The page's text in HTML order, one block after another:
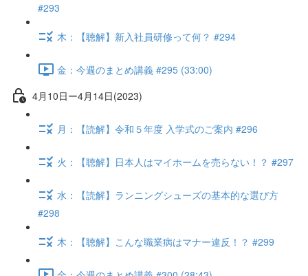
#293
木：【聴解】新入社員研修って何？ #294
金：今週のまとめ講義 #295 (33:00)
4月10日ー4月14日(2023)
月：【読解】令和５年度 入学式のご案内 #296
火：【聴解】日本人はマイホームを売らない！？ #297
水：【読解】ランニングシューズの基本的な選び方
#298
木：【聴解】こんな職業病はマナー違反！？ #299